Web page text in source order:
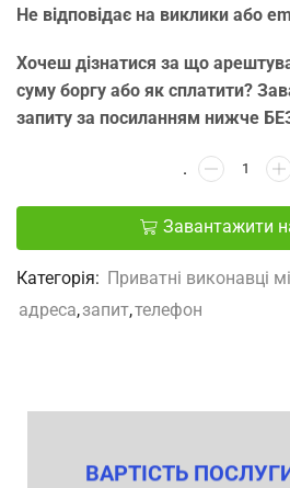
Не відповідає на виклики або
Хочеш дізнатися за що
суму боргу або як сплатити?
запиту за посиланням нижче
Завантажити
Категорія: Приватні виконавці
адреса,запит,телефон
ВАРТІСТЬ